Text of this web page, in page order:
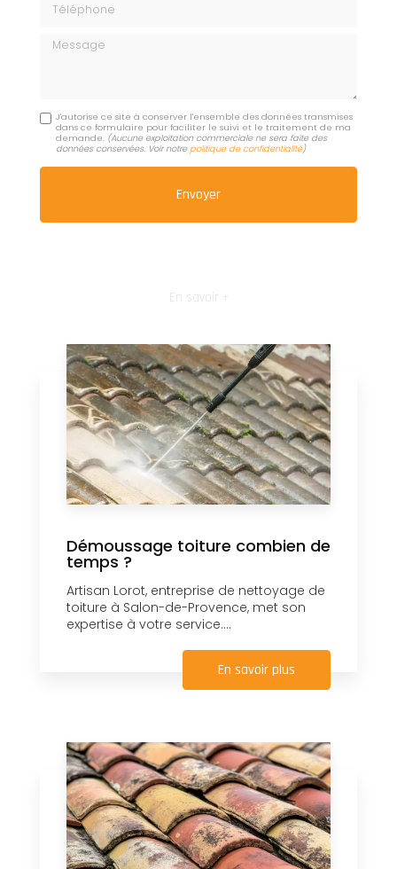
Message
J'autorise ce site à conserver l'ensemble des données transmises
dans ce formulaire pour faciliter le suivi et le traitement de ma
demande. (Aucune exploitation commerciale ne sera faite des
données conservées. Voir notrepolitique de confidentialité)
En savoir +
Démoussage toiture combien de
temps ?
Artisan Lorot, entreprise de nettoyage de
toiture à Salon-de-Provence, met son
expertise à votre service....
En savoir plus